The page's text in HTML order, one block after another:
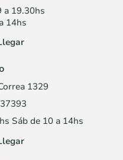
a 19.30hs
14hs
1329
Sáb de 10 a 14hs